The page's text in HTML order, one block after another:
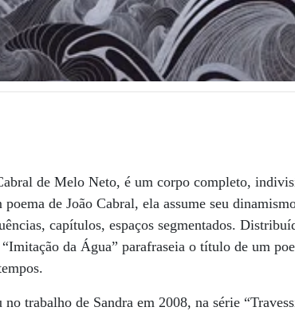
de Melo Neto, é um corpo completo,
poema de João Cabral, ela assume seu
capítulos, espaços segmentados.
da Água” parafraseia o título de um
trabalho de Sandra em 2008, na série